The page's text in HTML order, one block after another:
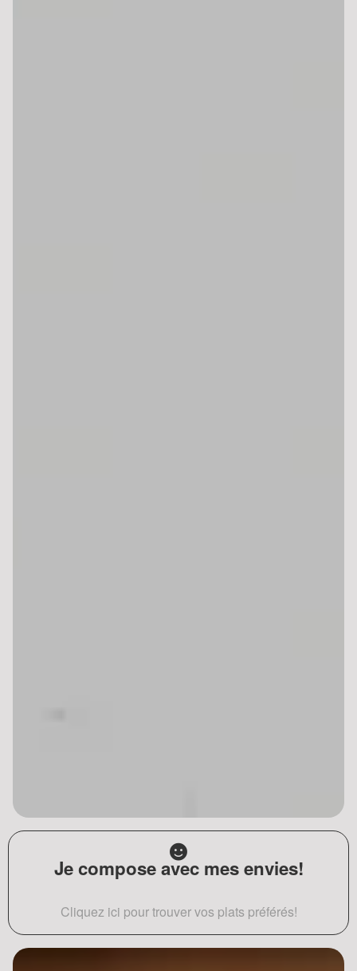
Je compose avec mes envies!
Cliquez ici pour trouver vos plats préférés!